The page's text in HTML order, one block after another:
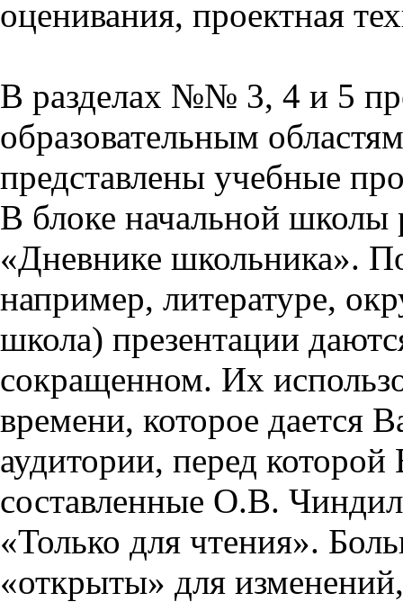
оценивания, проектная
В разделах №№ 3, 4 и 5
образовательным
представлены учебные
В блоке начальной школы
«Дневнике школьника».
например, литературе,
школа) презентации
сокращенном. Их
времени, которое дается
аудитории, перед
составленные О.В.
«Только для чтения».
«открыты» для